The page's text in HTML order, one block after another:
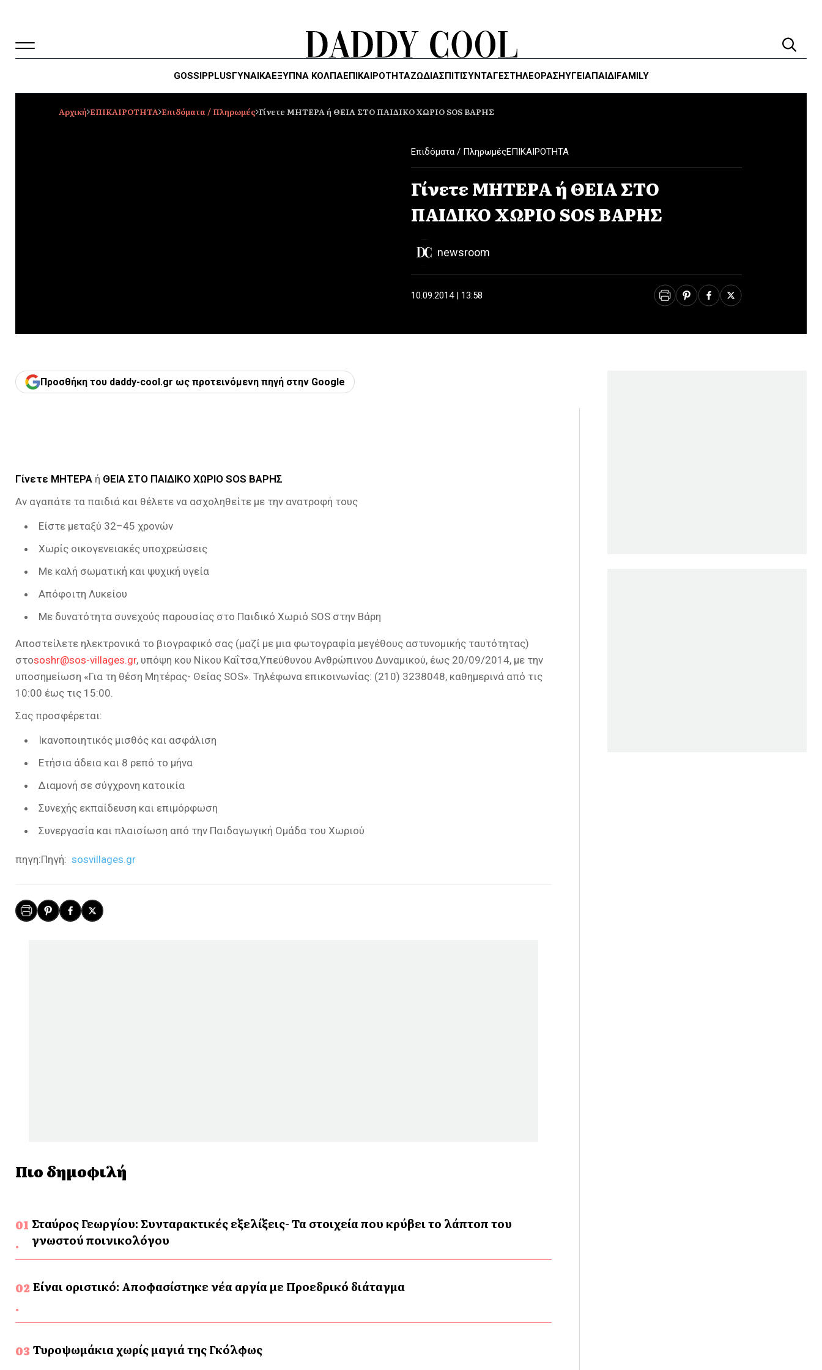
GOSSIPPLUSΓΥΝΑΙΚΑΈΞΥΠΝΑ ΚΌΛΠΑΕΠΙΚΑΙΡΟΤΗΤΑΖΏΔΙΑΣΠΙΤΙΣΥΝΤΑΓΕΣΤΗΛΕΌΡΑΣΗΥΓΕΊΑΠΑΙΔΙFAMILY
Αρχική ΕΠΙΚΑΙΡΟΤΗΤΑ Επιδόματα / Πληρωμές Γίνετε ΜΗΤΕΡΑ ή ΘΕΙΑ ΣΤΟ ΠΑΙΔΙΚΟ ΧΩΡΙΟ SOS ΒΑΡΗΣ
Επιδόματα / ΠληρωμέςΕΠΙΚΑΙΡΟΤΗΤΑ
Γίνετε ΜΗΤΕΡΑ ή ΘΕΙΑ ΣΤΟ
ΠΑΙΔΙΚΟ ΧΩΡΙΟ SOS ΒΑΡΗΣ
newsroom
10.09.2014 | 13:58
Προσθήκη του daddy-cool.gr ως προτεινόμενη πηγή στην Google
Γίνετε ΜΗΤΕΡΑ ή ΘΕΙΑ ΣΤΟ ΠΑΙΔΙΚΟ ΧΩΡΙΟ SOS ΒΑΡΗΣ
Αν αγαπάτε τα παιδιά και θέλετε να ασχοληθείτε με την ανατροφή τους
Είστε μεταξύ 32–45 χρονών
Χωρίς οικογενειακές υποχρεώσεις
Με καλή σωματική και ψυχική υγεία
Απόφοιτη Λυκείου
Με δυνατότητα συνεχούς παρουσίας στο Παιδικό Χωριό SOS στην Βάρη
Αποστείλετε ηλεκτρονικά το βιογραφικό σας (μαζί με μια φωτογραφία μεγέθους αστυνομικής ταυτότητας)
στοsoshr@sos-villages.gr, υπόψη κου Νίκου Καΐτσα,Υπεύθυνου Ανθρώπινου Δυναμικού, έως 20/09/2014, με την
υποσημείωση «Για τη θέση Μητέρας- Θείας SOS». Τηλέφωνα επικοινωνίας: (210) 3238048, καθημερινά από τις
10:00 έως τις 15:00.
Σας προσφέρεται:
Ικανοποιητικός μισθός και ασφάλιση
Ετήσια άδεια και 8 ρεπό το μήνα
Διαμονή σε σύγχρονη κατοικία
Συνεχής εκπαίδευση και επιμόρφωση
Συνεργασία και πλαισίωση από την Παιδαγωγική Ομάδα του Χωριού
πηγη:Πηγή: sosvillages.gr
Πιο δημοφιλή
Σταύρος Γεωργίου: Συνταρακτικές εξελίξεις- Τα στοιχεία που κρύβει το λάπτοπ του
γνωστού ποινικολόγου
Είναι οριστικό: Αποφασίστηκε νέα αργία με Προεδρικό διάταγμα
Τυροψωμάκια χωρίς μαγιά της Γκόλφως